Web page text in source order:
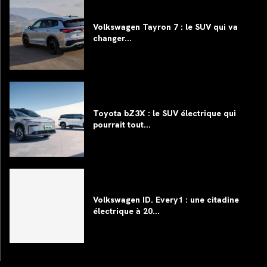
Volkswagen Tayron 7 : le SUV qui va
changer...
Toyota bZ3X : le SUV électrique qui
pourrait tout...
Volkswagen ID. Every1 : une citadine
électrique à 20...